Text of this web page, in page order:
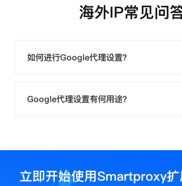
海外IP常见问
如何进行Google代理设置？
Google代理设置有何用途？
立即开始使用Smartproxy